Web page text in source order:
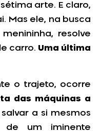
arte. E claro,
Mas ele, na busca
resolve
carro. Uma última
o trajeto, ocorre
das máquinas a
a si mesmos
um iminente